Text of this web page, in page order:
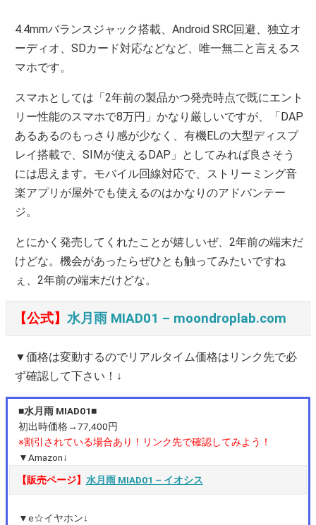
4.4mmバランスジャック搭載、Android SRC回避、独立オ
ーディオ、SDカード対応などなど、唯一無二と言えるス
マホです。
スマホとしては「2年前の製品かつ発売時点で既にエント
リー性能のスマホで8万円」かなり厳しいですが、「DAP
あるあるのもっさり感が少なく、有機ELの大型ディスプ
レイ搭載で、SIMが使えるDAP」としてみれば良さそう
には思えます。モバイル回線対応で、ストリーミング音
楽アプリが屋外でも使えるのはかなりのアドバンテー
ジ。
とにかく発売してくれたことが嬉しいぜ、2年前の端末だ
けどな。機会があったらぜひとも触ってみたいですね
ぇ、2年前の端末だけどな。
【公式】 水月雨 MIAD01 – moondroplab.com
▼価格は変動するのでリアルタイム価格はリンク先で必
ず確認して下さい！↓
■水月雨 MIAD01■
初出時価格→77,400円
※割引されている場合あり！リンク先で確認してみよう！
▼Amazon↓
【販売ページ】 水月雨 MIAD01 – イオシス
▼e☆イヤホン↓